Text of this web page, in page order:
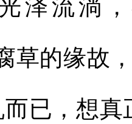
泽流淌
草的缘故
已，想